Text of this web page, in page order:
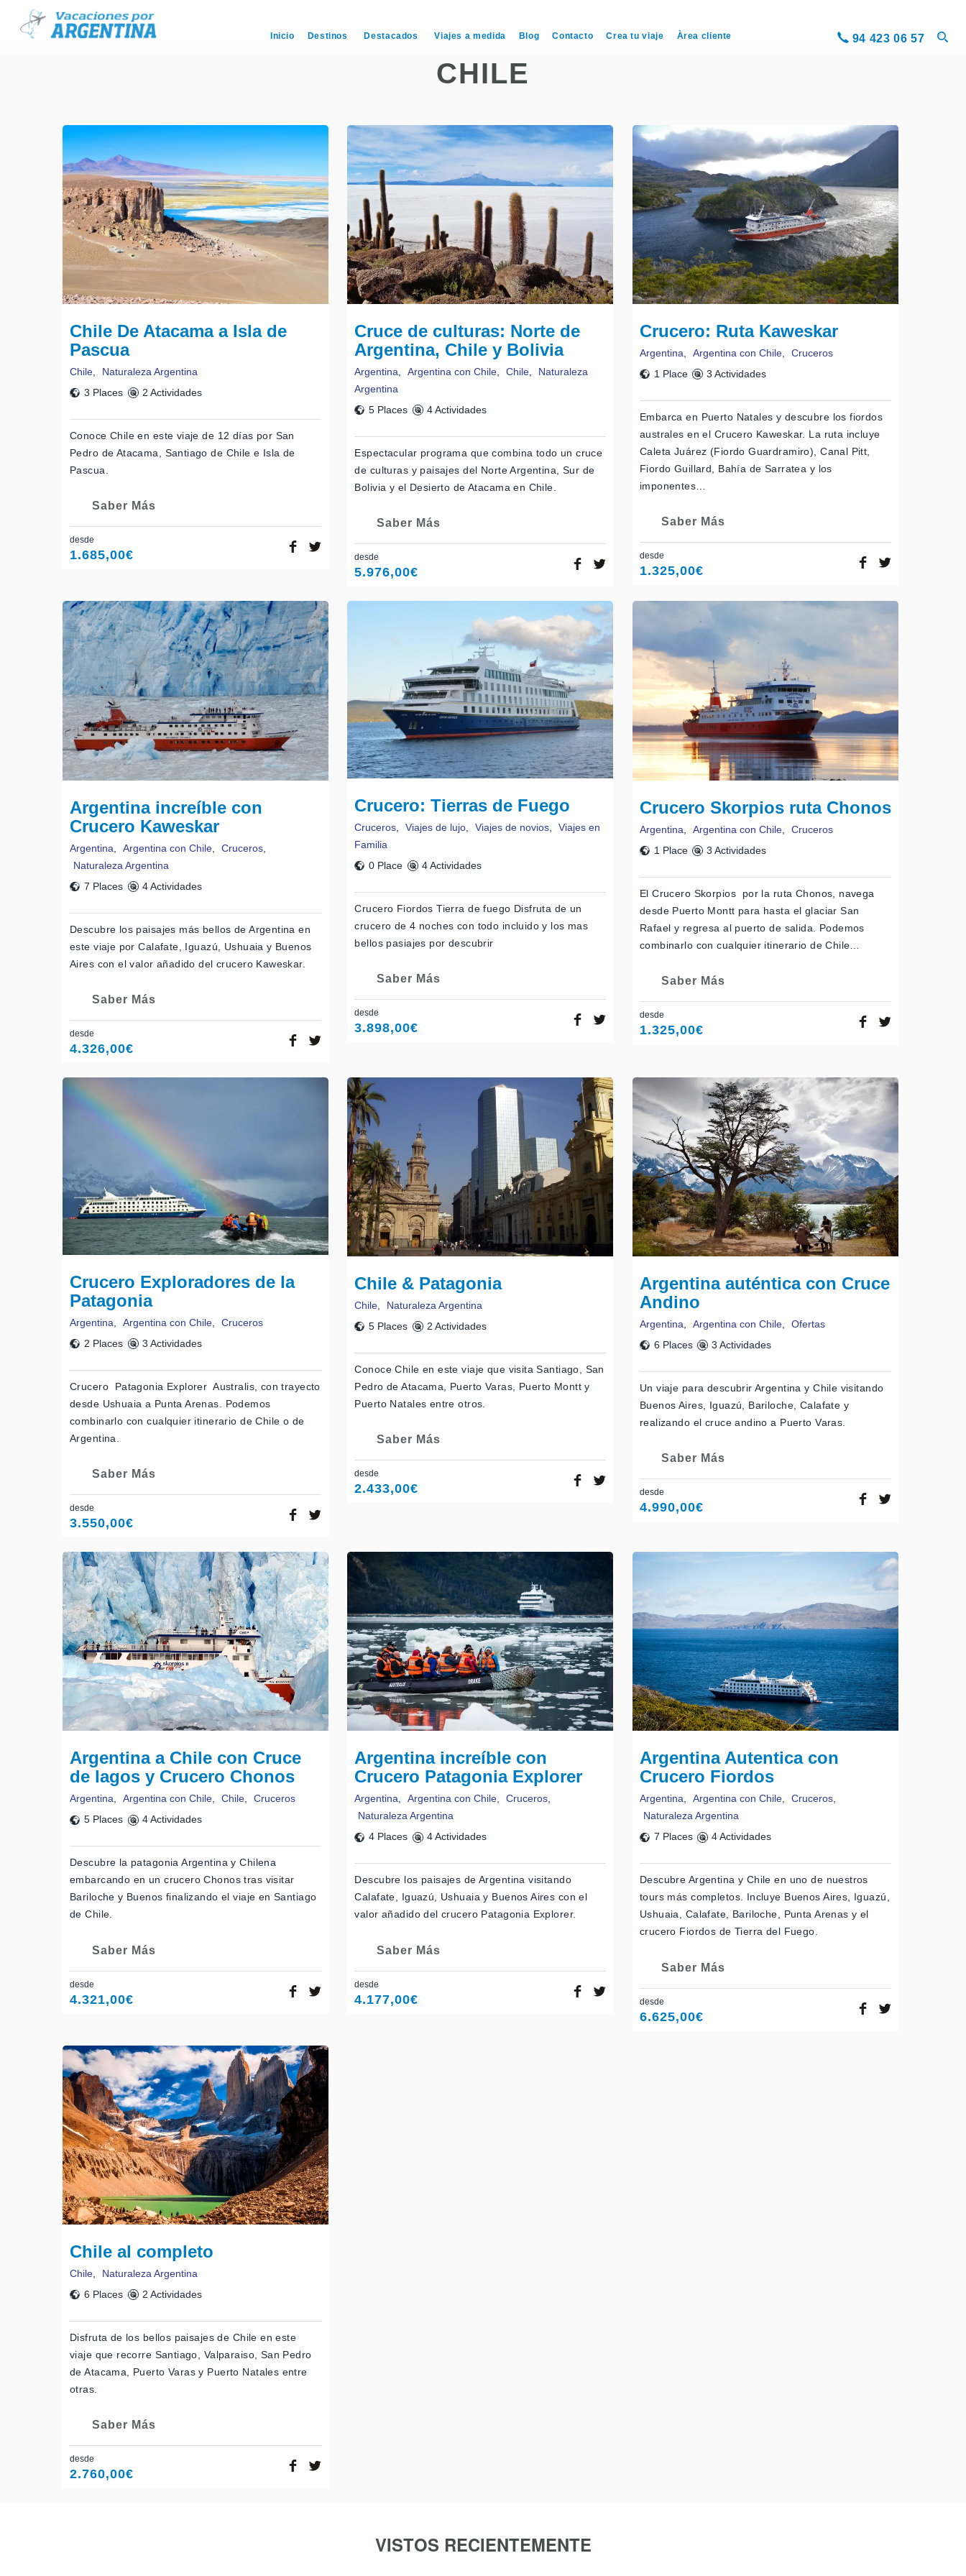
Inicio Destinos Destacados Viajes a medida Blog Contacto Crea tu viaje Àrea cliente 94 423 06 57
CHILE
Chile De Atacama a Isla de
Pascua
Chile
Naturaleza Argentina
3 Places
2 Actividades
Conoce Chile en este viaje de 12 días por San
Pedro de Atacama, Santiago de Chile e Isla de
Pascua.
Saber Más
desde
1.685,00€
Cruce de culturas: Norte de
Argentina, Chile y Bolivia
Argentina Argentina con Chile Chile
Naturaleza
Argentina
5 Places
4 Actividades
Espectacular programa que combina todo un cruce
de culturas y paisajes del Norte Argentina, Sur de
Bolivia y el Desierto de Atacama en Chile.
Saber Más
desde
5.976,00€
Crucero: Ruta Kaweskar
Argentina Argentina con Chile,
Cruceros
1 Place
3 Actividades
Embarca en Puerto Natales y descubre los fiordos
australes en el Crucero Kaweskar. La ruta incluye
Caleta Juárez (Fiordo Guardramiro), Canal Pitt,
Fiordo Guillard, Bahía de Sarratea y los
imponentes…
Saber Más
desde
1.325,00€
Argentina increíble con
Crucero Kaweskar
Argentina Argentina con Chile Cruceros
Naturaleza Argentina
7 Places
4 Actividades
Descubre los paisajes más bellos de Argentina en
este viaje por Calafate, Iguazú, Ushuaia y Buenos
Aires con el valor añadido del crucero Kaweskar.
Saber Más
desde
4.326,00€
Crucero: Tierras de Fuego
Cruceros Viajes de lujo Viajes de novios
Viajes en
Familia
0 Place
4 Actividades
Crucero Fiordos Tierra de fuego Disfruta de un
crucero de 4 noches con todo incluido y los mas
bellos pasiajes por descubrir
Saber Más
desde
3.898,00€
Crucero Skorpios ruta Chonos
Argentina Argentina con Chile,
Cruceros
1 Place
3 Actividades
El Crucero Skorpios por la ruta Chonos, navega
desde Puerto Montt para hasta el glaciar San
Rafael y regresa al puerto de salida. Podemos
combinarlo con cualquier itinerario de Chile…
Saber Más
desde
1.325,00€
Crucero Exploradores de la
Patagonia
Argentina Argentina con Chile
Cruceros
2 Places
3 Actividades
Crucero Patagonia Explorer Australis, con trayecto
desde Ushuaia a Punta Arenas. Podemos
combinarlo con cualquier itinerario de Chile o de
Argentina.
Saber Más
desde
3.550,00€
Chile & Patagonia
Chile
Naturaleza Argentina
5 Places
2 Actividades
Conoce Chile en este viaje que visita Santiago, San
Pedro de Atacama, Puerto Varas, Puerto Montt y
Puerto Natales entre otros.
Saber Más
desde
2.433,00€
Argentina auténtica con Cruce
Andino
Argentina Argentina con Chile,
Ofertas
6 Places
3 Actividades
Un viaje para descubrir Argentina y Chile visitando
Buenos Aires, Iguazú, Bariloche, Calafate y
realizando el cruce andino a Puerto Varas.
Saber Más
desde
4.990,00€
Argentina a Chile con Cruce
de lagos y Crucero Chonos
Argentina, Argentina con Chile, Chile,
Cruceros
5 Places
4 Actividades
Descubre la patagonia Argentina y Chilena
embarcando en un crucero Chonos tras visitar
Bariloche y Buenos finalizando el viaje en Santiago
de Chile.
Saber Más
desde
4.321,00€
Argentina increíble con
Crucero Patagonia Explorer
Argentina, Argentina con Chile, Cruceros,
Naturaleza Argentina
4 Places
4 Actividades
Descubre los paisajes de Argentina visitando
Calafate, Iguazú, Ushuaia y Buenos Aires con el
valor añadido del crucero Patagonia Explorer.
Saber Más
desde
4.177,00€
Argentina Autentica con
Crucero Fiordos
Argentina, Argentina con Chile, Cruceros,
Naturaleza Argentina
7 Places
4 Actividades
Descubre Argentina y Chile en uno de nuestros
tours más completos. Incluye Buenos Aires, Iguazú,
Ushuaia, Calafate, Bariloche, Punta Arenas y el
crucero Fiordos de Tierra del Fuego.
Saber Más
desde
6.625,00€
Chile al completo
Chile
Naturaleza Argentina
6 Places
2 Actividades
Disfruta de los bellos paisajes de Chile en este
viaje que recorre Santiago, Valparaiso, San Pedro
de Atacama, Puerto Varas y Puerto Natales entre
otras.
Saber Más
desde
2.760,00€
VISTOS RECIENTEMENTE